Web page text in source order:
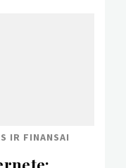
IR FINANSAI